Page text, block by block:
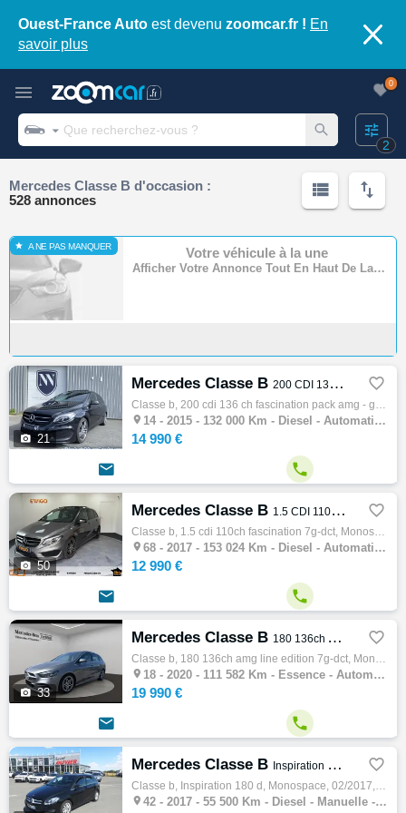
Ouest-France Auto est devenu zoomcar.fr ! En
savoir plus
2
0
Mercedes Classe B d'occasion :
528 annonces
A NE PAS MANQUER Votre véhicule à la une
Afficher Votre Annonce Tout En Haut De La Page
 21
Mercedes Classe B 200 CDI 136 CH Fascination PACK AMG - GARANTIE 6 MOIS 
Classe b, 200 cdi 136 ch fascination pack amg - garantie 6 mois, Monospace, 03/2015, 136ch, 7cv, 132000 km, 5 portes, 5 places, Clim. auto,…
 14 - 2015 - 132 000 Km - Diesel - Automatique - Monospace
14 990 €
 
 50
Mercedes Classe B 1.5 CDI 110ch FASCINATION 7G-DCT 
Classe b, 1.5 cdi 110ch fascination 7g-dct, Monospace, 11/2017, 109ch, 5cv, 153024 km, 5 portes, 5 places, Clim. auto, Diesel, Boite de vit…
 68 - 2017 - 153 024 Km - Diesel - Automatique - Monospace
12 990 €
 
 33
Mercedes Classe B 180 136ch AMG Line Edition 7G-DCT 
Classe b, 180 136ch amg line edition 7g-dct, Monospace, 07/2020, 136ch, 8cv, 111582 km, 5 portes, 5 places, Clim. auto, Essence, Boite de v…
 18 - 2020 - 111 582 Km - Essence - Automatique - Monospace
19 990 €
 
Mercedes Classe B Inspiration 180 d 
Classe b, Inspiration 180 d, Monospace, 02/2017, 109ch, 5cv, 55500 km, 5 portes, 5 places, Diesel, Boite de vitesse manuelle, Couleur noir,…
 42 - 2017 - 55 500 Km - Diesel - Manuelle - Monospace